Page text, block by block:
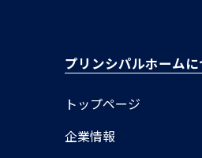
プリンシパルホーム
トップページ
企業情報